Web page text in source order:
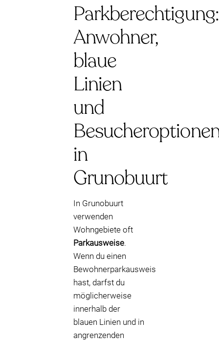
Parkberechtigung:
Anwohner,
blaue
Linien
und
in
Grunobuurt
In Grunobuurt
verwenden
Wohngebiete oft
Parkausweise.
Wenn du einen
Bewohnerparkausweis
hast, darfst du
möglicherweise
innerhalb der
blauen Linien und in
angrenzenden